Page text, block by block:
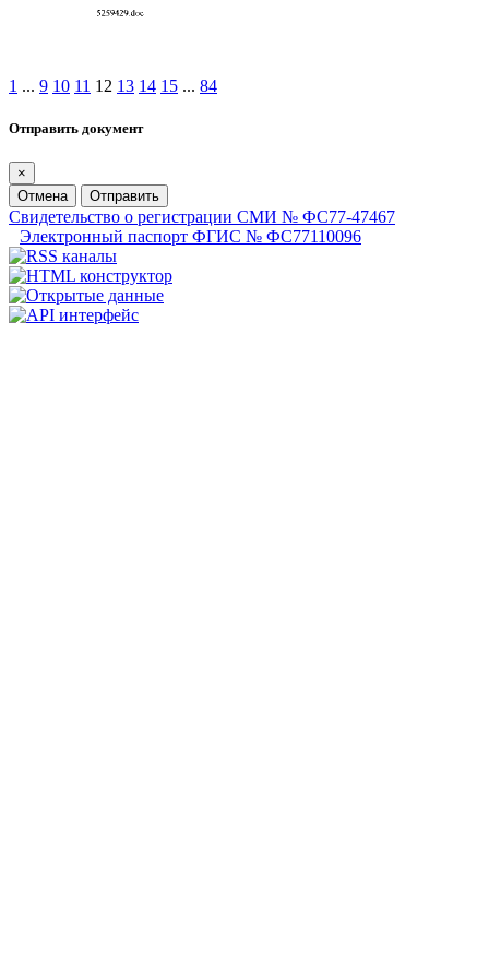
1 ... 9 10 11 12 13 14 15 ... 84
Отправить документ
×
Отмена
Отправить
Свидетельство о регистрации СМИ № ФС77-47467
Электронный паспорт ФГИС № ФС77110096